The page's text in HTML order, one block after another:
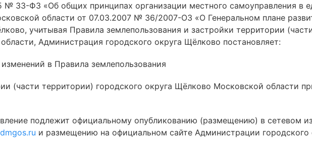
№ 33-ФЗ «Об общих принципах организации местного самоуправления в
области от 07.03.2007 № 36/2007-ОЗ «О Генеральном плане
учитывая Правила землепользования и застройки территории
Администрация городского округа Щёлково постановляет:
изменений в Правила землепользования
(части территории) городского округа Щёлково Московской области
подлежит официальному опубликованию (размещению) в сетевом
и размещению на официальном сайте Администрации городского